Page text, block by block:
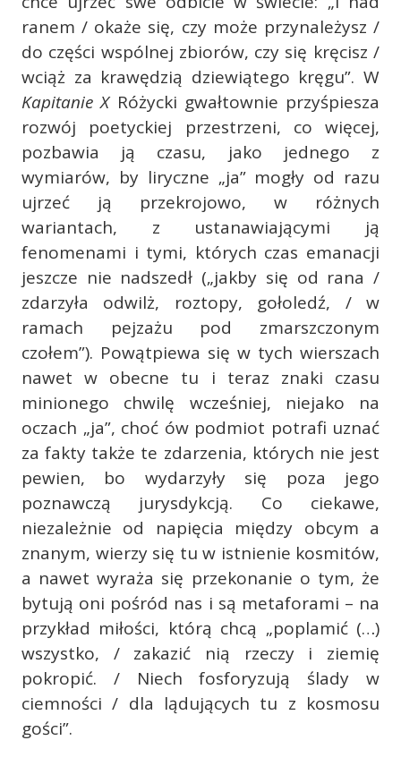
ranem / okaże się, czy może przynależysz /
do części wspólnej zbiorów, czy się kręcisz /
wciąż za krawędzią dziewiątego kręgu”. W
Kapitanie X Różycki gwałtownie przyśpiesza
rozwój poetyckiej przestrzeni, co więcej,
pozbawia ją czasu, jako jednego z
wymiarów, by liryczne „ja” mogły od razu
ujrzeć ją przekrojowo, w różnych
wariantach, z ustanawiającymi ją
fenomenami i tymi, których czas emanacji
jeszcze nie nadszedł („jakby się od rana /
zdarzyła odwilż, roztopy, gołoledź, / w
ramach pejzażu pod zmarszczonym
czołem”). Powątpiewa się w tych wierszach
nawet w obecne tu i teraz znaki czasu
minionego chwilę wcześniej, niejako na
oczach „ja”, choć ów podmiot potrafi uznać
za fakty także te zdarzenia, których nie jest
pewien, bo wydarzyły się poza jego
poznawczą jurysdykcją. Co ciekawe,
niezależnie od napięcia między obcym a
znanym, wierzy się tu w istnienie kosmitów,
a nawet wyraża się przekonanie o tym, że
bytują oni pośród nas i są metaforami – na
przykład miłości, którą chcą „poplamić (…)
wszystko, / zakazić nią rzeczy i ziemię
pokropić. / Niech fosforyzują ślady w
ciemności / dla lądujących tu z kosmosu
gości”.